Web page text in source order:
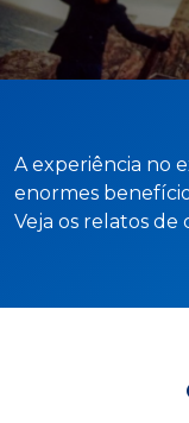
de Idiomas
Médicas
Conosco
& Você -
Gustavo
A experiência no
enormes
Veja os relatos de